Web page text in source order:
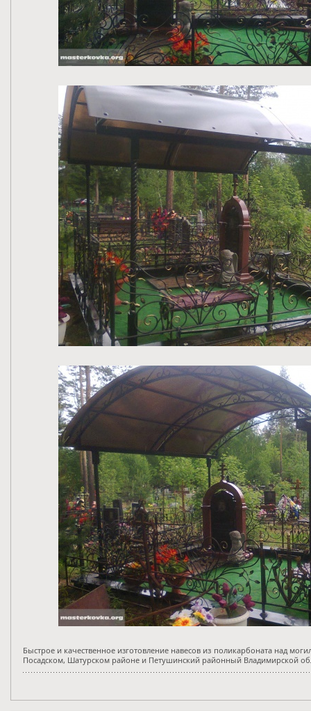
Быстрое и качественное изготовление навесов из поликарбоната над
Посадском, Шатурском районе и Петушинский районный Владимирской